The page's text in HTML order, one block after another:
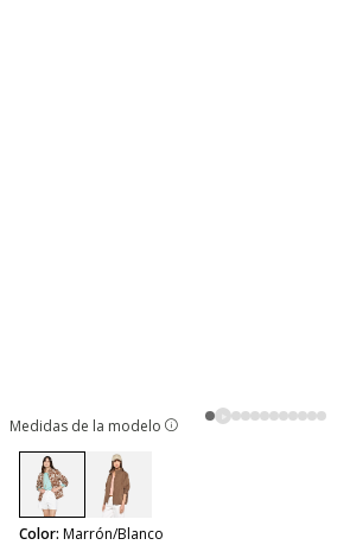
Medidas de la modelo
Color: Marrón/Blanco
selected